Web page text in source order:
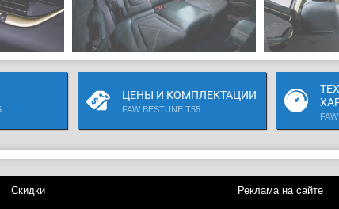
ЦЕНЫ И КОМПЛЕКТАЦИИ
FAW BESTUNE T55
Скидки Реклама на сайте